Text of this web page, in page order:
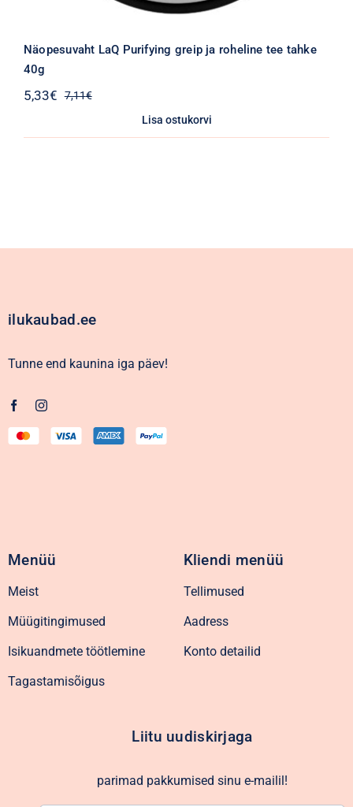
Näopesuvaht LaQ Purifying greip ja roheline tee tahke
40g
7,11€Algne
oli:
5,33€
Praegune
on:
Lisa ostukorvi
ilukaubad.ee
Tunne end kaunina iga päev!
Menüü
Meist
Müügitingimused
Isikuandmete töötlemine
Tagastamisõigus
Kliendi menüü
Tellimused
Aadress
Konto detailid
Liitu uudiskirjaga
parimad pakkumised sinu e-mailil!